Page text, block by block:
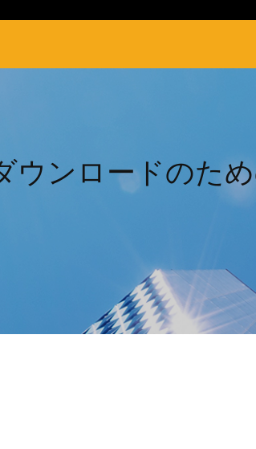
ンロードのため